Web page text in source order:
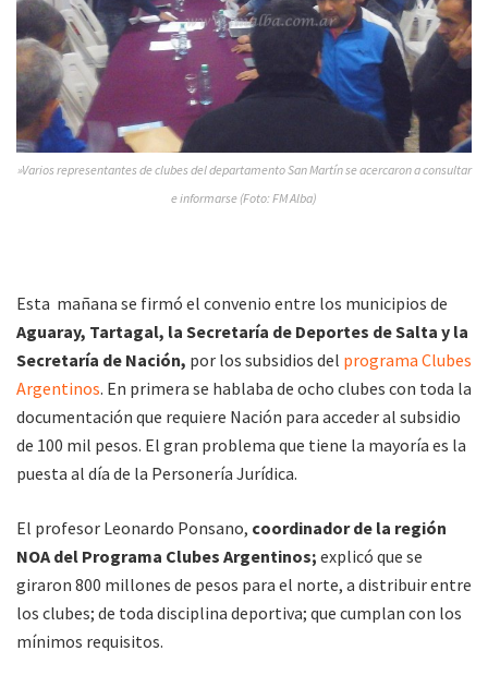
»Varios representantes de clubes del departamento San Martín se acercaron a consultar
e informarse (Foto: FM Alba)
Esta mañana se firmó el convenio entre los municipios de
Aguaray, Tartagal, la Secretaría de Deportes de Salta y la
Secretaría de Nación, por los subsidios del programa Clubes
Argentinos. En primera se hablaba de ocho clubes con toda la
documentación que requiere Nación para acceder al subsidio
de 100 mil pesos. El gran problema que tiene la mayoría es la
puesta al día de la Personería Jurídica.
El profesor Leonardo Ponsano, coordinador de la región
NOA del Programa Clubes Argentinos; explicó que se
giraron 800 millones de pesos para el norte, a distribuir entre
los clubes; de toda disciplina deportiva; que cumplan con los
mínimos requisitos.